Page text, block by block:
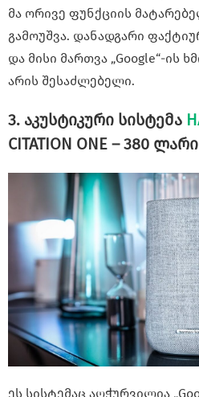
მა ორივე ფუნქციის
გამოუშვა. დანადგარი
და მისი მართვა „Google“-ის
არის შესაძლებელი.
3. აკუსტიკური სისტემა
CITATION ONE – 380 ლარი
ეს სისტემაც აღჭურვილია